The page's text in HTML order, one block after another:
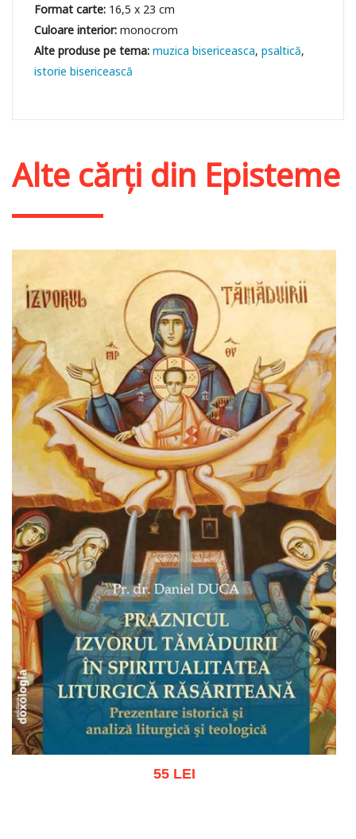
Format carte: 16,5 x 23 cm
Culoare interior:monocrom
muzica bisericeasca psaltică
istorie bisericească
Alte cărți din Episteme
55 LEI